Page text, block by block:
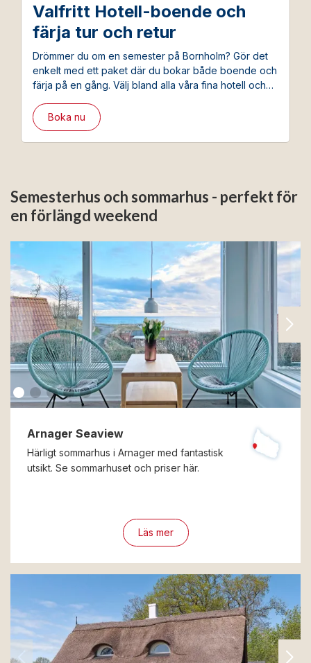
Valfritt Hotell-boende och
färja tur och retur
Drömmer du om en semester på Bornholm? Gör det
enkelt med ett paket där du bokar både boende och
färja på en gång. Välj bland alla våra fina hotell och
Bornholmslinjen.
Boka nu
Semesterhus och sommarhus - perfekt för
en förlängd weekend
Arnager Seaview
Härligt sommarhus i Arnager med fantastisk
utsikt. Se sommarhuset och priser här.
Läs mer